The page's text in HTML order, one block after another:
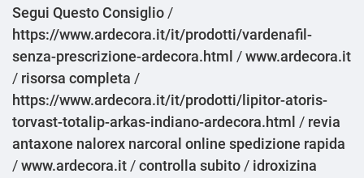
Segui Questo Consiglio /
https://www.ardecora.it/it/prodotti/vardenafil-
senza-prescrizione-ardecora.html /www.ardecora.it
/ risorsa completa /
https://www.ardecora.it/it/prodotti/lipitor-atoris-
torvast-totalip-arkas-indiano-ardecora.html / revia
antaxone nalorex narcoral online spedizione rapida
/www.ardecora.it /controlla subito / idroxizina